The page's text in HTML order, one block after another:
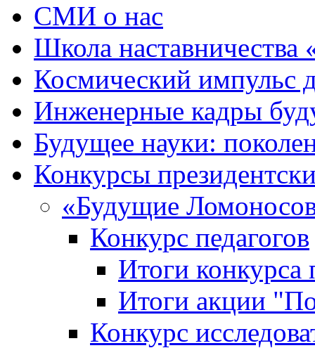
СМИ о нас
Школа
Космический импульс
Инженерные кадры
Будущее науки:
Конкурсы
«Будущие
Конкурс педагогов
Итоги конкурса
Итоги акции
Конкурс